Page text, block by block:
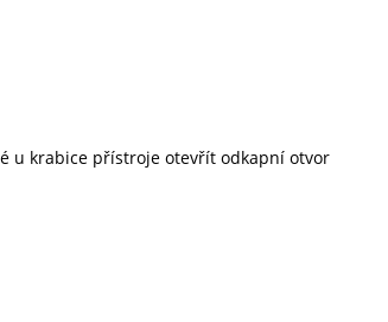
u krabice přístroje otevřít odkapní otvor